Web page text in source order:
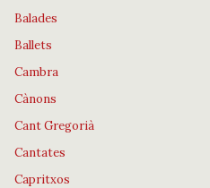
Balades
Ballets
Cambra
Cànons
Cant Gregorià
Cantates
Capritxos